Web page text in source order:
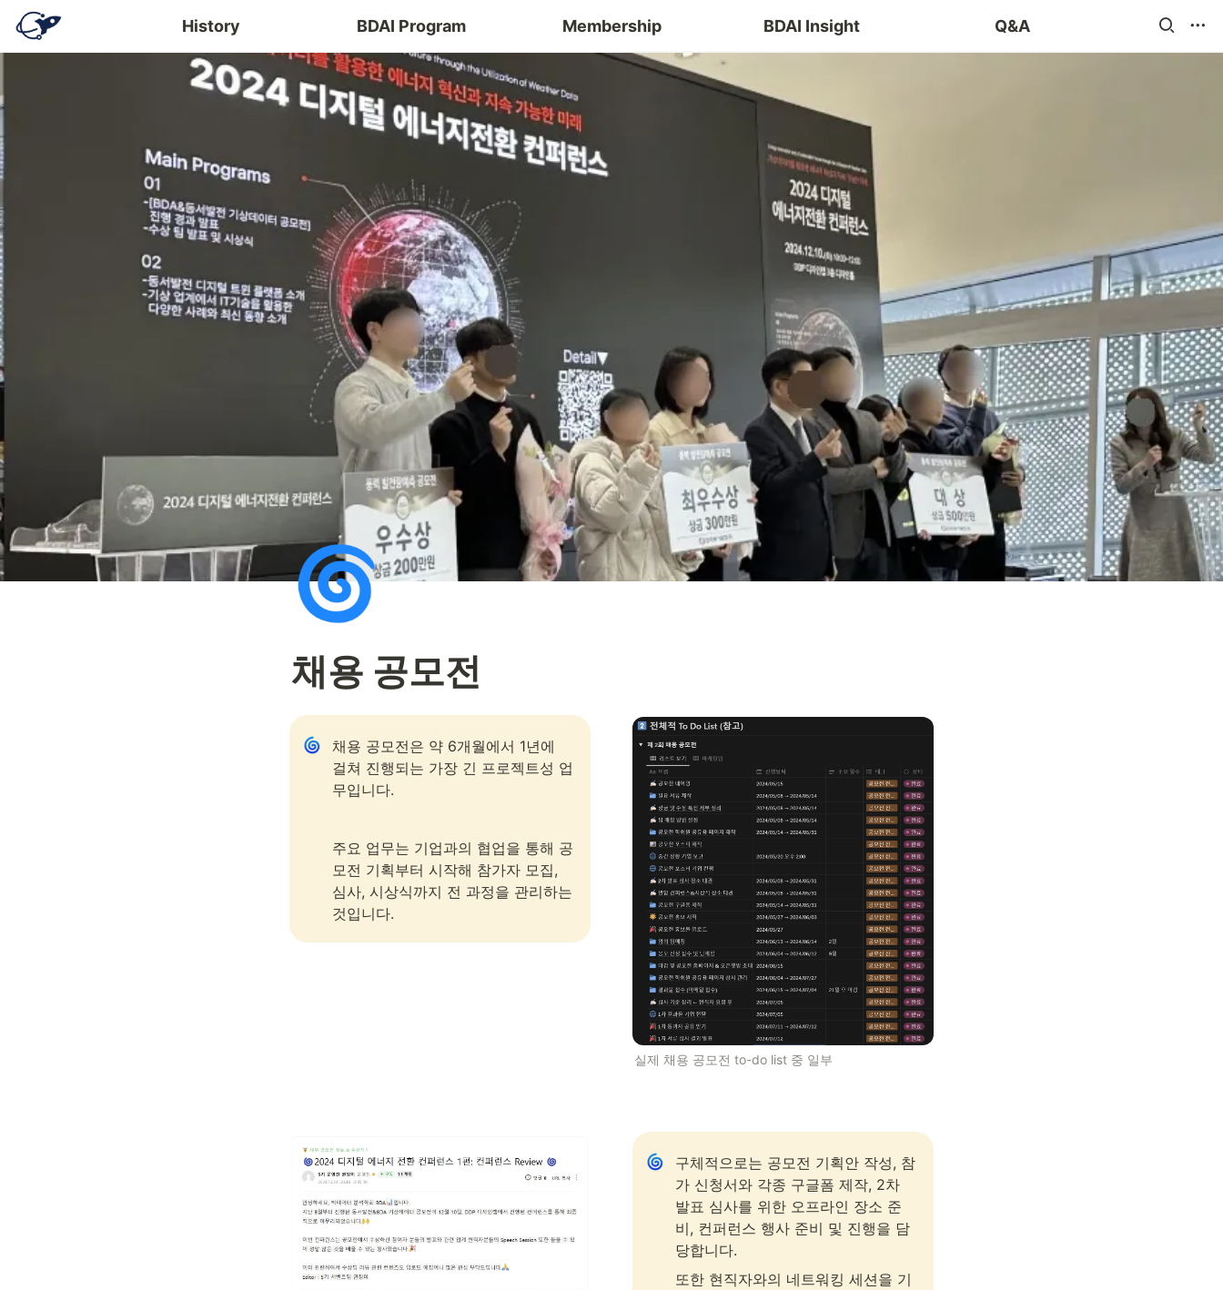
History BDAI Program Membership BDAI Insight Q&A
blog 챌린지
🌀
채용 공모전
채용 공모전은 약 6개월에서 1년에
걸쳐 진행되는 가장 긴 프로젝트성 업
무입니다.
주요 업무는 기업과의 협업을 통해 공
모전 기획부터 시작해 참가자 모집,
심사, 시상식까지 전 과정을 관리하는
것입니다.
실제 채용 공모전 to-do list 중 일부
구체적으로는 공모전 기획안 작성, 참
가 신청서와 각종 구글폼 제작, 2차
발표 심사를 위한 오프라인 장소 준
비, 컨퍼런스 행사 준비 및 진행을 담
당합니다.
또한 현직자와의 네트워킹 세션을 기